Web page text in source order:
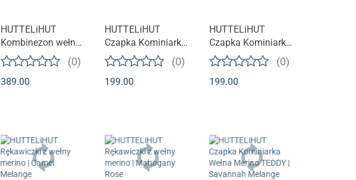
HUTTELiHUT
Kombinezon wełna
merino bez uszu |
CAMEL
(0)
389.00
HUTTELiHUT
Czapka Kominiarka
Wełna Merino
BUNBUN | Brown
Melange
(0)
199.00
HUTTELiHUT
Czapka Kominiarka
Wełna Merino
TEDDY | Camel
Melange
(0)
199.00